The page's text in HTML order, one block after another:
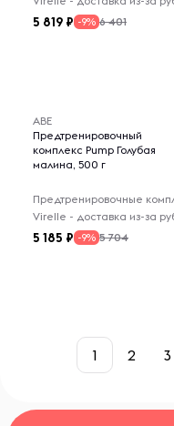
5 819 -9% 6 401
ABE
Предтренировочный
комплекс Pump Голубая
малина, 500 г
5 185 -9% 5 704
1 2 3